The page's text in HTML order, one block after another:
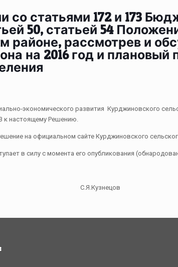
со статьями 172 и 173
50, статьей 54
районе, рассмотрев и
на 2016 год и
экономического развития Курджиновского
к настоящему Решению.
на официальном сайте Курджиновского
в силу с момента его опубликования
С.Я.Кузнецов